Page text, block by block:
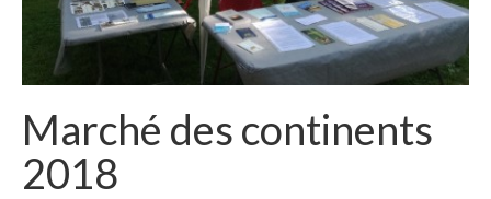
Actualités
Marché des continents
2018